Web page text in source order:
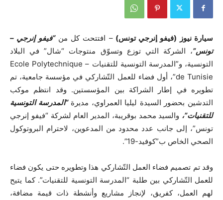
سيارة نيوز (فيفو إنرجي تونس)– افتتحت كل من“فيفو إنرجي –
تونس”، الشركة التي توزع وتسوّق منتوجات “شال” في البلاد
التونسية، و”المدرسة التونسية للتقنيات – Ecole Polytechnique
de Tunisie”، أول فضاء للعمل التّشاركي في مؤسسة جامعية، تم
تطويره في إطار الشراكة بين المؤسستين. وقد انتظم موكب
التدشين بحضور السيدة ليليا العمراوي، مديرة“المدرسة التونسية
للتقنيات”، والسيد محمد بوقريبة، المدير العام لشركة “فيفو إنرجي
تونس”، إلى جانب عدد محدود من المدعوين، لاحترام البروتوكول
الصحي الخاص ب”كوفيد-19”.
وقد تم تصميم فضاء العمل التّشاركي هذا وتطويره حتى يكون فضاء
للعمل التّشاركي بين طلبة “المدرسة التونسية للتقنيات”. كما يتيح
لهم العمل، كفريق، لإنجاز مشاريع وأنشطة ذات قيمة مضافة،